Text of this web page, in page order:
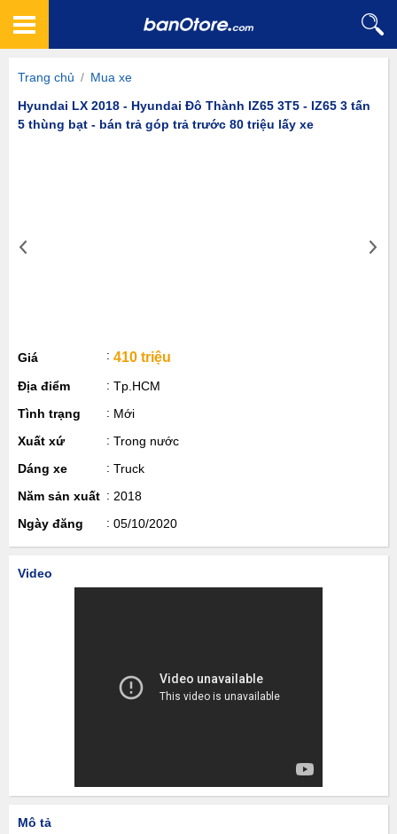
Trang chủ / Mua xe
Hyundai LX 2018 - Hyundai Đô Thành IZ65 3T5 - IZ65 3 tấn
5 thùng bạt - bán trả góp trả trước 80 triệu lấy xe
Giá 410 triệu
Địa điểm
Tp.HCM
Tình trạng
Mới
Xuất xứ
Trong nước
Dáng xe
Truck
Năm sản xuất
2018
Ngày đăng
05/10/2020
Video
Mô tả